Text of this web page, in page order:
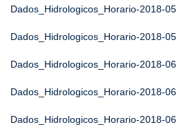
Dados_Hidrologicos_Horario-2018-05
Dados_Hidrologicos_Horario-2018-05
Dados_Hidrologicos_Horario-2018-06
Dados_Hidrologicos_Horario-2018-06
Dados_Hidrologicos_Horario-2018-06